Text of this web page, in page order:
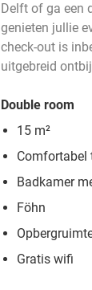
Delft of ga een
genieten jullie
check-out is
uitgebreid
Double room
15 m²
Comfortabel
Badkamer
Föhn
Gratis wifi